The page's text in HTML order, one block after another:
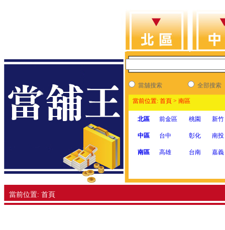
當舖搜索 全部搜索
當前位置: 首頁 > 南區
北區 前金區 桃園 新竹
中區 台中 彰化 南投
南區 高雄 台南 嘉義
當前位置: 首頁